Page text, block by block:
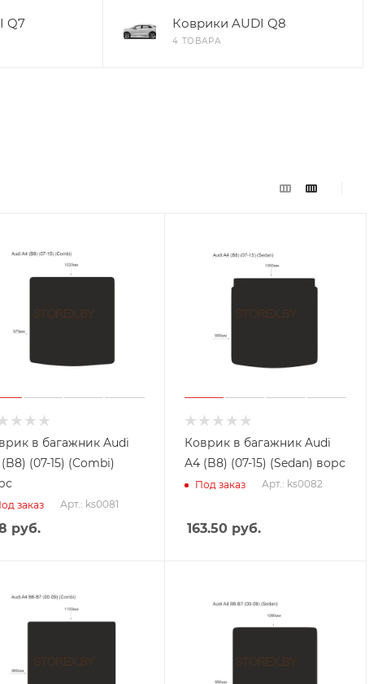
Q7 Коврики AUDI Q8
4 ТОВАРА
в багажник Audi
(07-15) (Combi)
заказ Арт.: ks0081
руб.
Коврик в багажник Audi
A4 (B8) (07-15) (Sedan) ворс
Под заказ Арт.: ks0082
163.50руб.